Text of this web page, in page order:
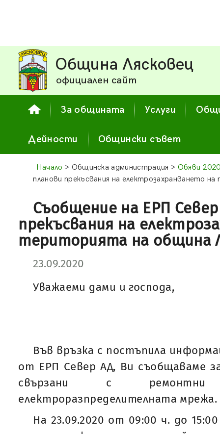
Община Лясковец
официален сайт
За общината Услуги
Дейности Общински съвет
Начало > Общинска администрация > Обяви
планови прекъсвания на електрозахранването
Съобщение на ЕРП
прекъсвания на
територията на община
23.09.2020
Уважаеми дами и господа,
Във връзка с постъпила
от ЕРП Север АД, Ви съобщаваме
свързани с
електроразпределителната мрежа.
На 23.09.2020 от 09:00 ч. до